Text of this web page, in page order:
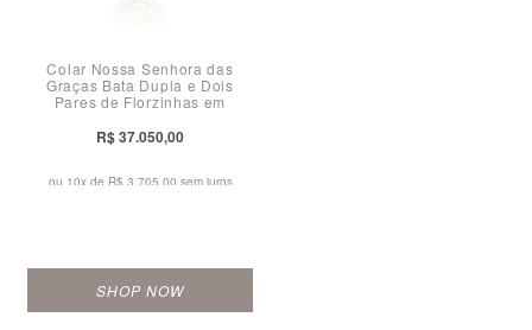
Colar Nossa Senhora das
Graças Bata Dupla e Dois
Pares de Florzinhas em
R$ 37.050,00
ou 10x de R$ 3.705,00 sem juros
SHOP NOW